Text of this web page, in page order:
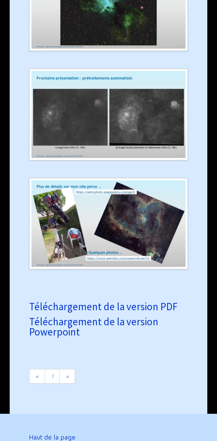
Téléchargement de la version PDF
Téléchargement de la version
Powerpoint
« 1 »
Haut de la page